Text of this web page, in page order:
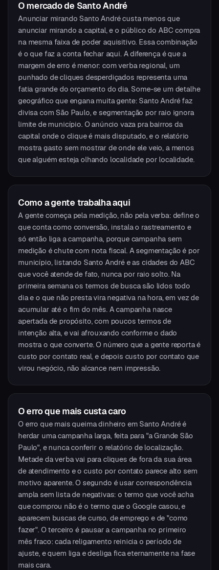
O mercadode Santo André
Anunciar mirando Santo André custa menos que
anunciar mirando a capital, e o público do ABC compra
na mesma faixa de poder aquisitivo. Essa combinação
é o que faz a conta fechar aqui. A diferença é que a
margem de erro é menor: com verba regional, um
punhado de cliques desperdiçados representa uma
fatia grande do orçamento do dia. Some-se um detalhe
geográfico que engana muita gente: Santo André faz
divisa com São Paulo, e segmentação por raio ignora
limite de município. O anúncio vaza pra bairros da
capital onde o clique é mais disputado, e o relatório
mostra gasto sem mostrar de onde ele veio, a menos
que alguém esteja olhando localidade por localidade.
Como a gente trabalha aqui
A gente começa pela medição, não pela verba: define o
que conta como conversão, instala o rastreamento e
só então liga a campanha, porque campanha sem
medição é chute com nota fiscal. A segmentação é por
município, listando Santo André e as cidades do ABC
que você atende de fato, nunca por raio solto. Na
primeira semana os termos de busca são lidos todo
dia e o que não presta vira negativa na hora, em vez de
acumular até o fim do mês. A campanha nasce
apertada de propósito, com poucos termos de
intenção alta, e vai afrouxando conforme o dado
mostra o que converte. O número que a gente reporta é
custo por contato real, e depois custo por contato que
virou negócio, não alcance nem impressão.
O erro que mais custa caro
O erro que mais queima dinheiro em Santo André é
herdar uma campanha larga, feita para "a Grande São
Paulo", e nunca conferir o relatório de localização.
Metade da verba vai para cliques de fora da sua área
de atendimento e o custo por contato parece alto sem
motivo aparente. O segundo é usar correspondência
ampla sem lista de negativas: o termo que você acha
que comprou não é o termo que o Google casou, e
aparecem buscas de curso, de emprego e de "como
fazer". O terceiro é pausar a campanha no primeiro
mês fraco: cada religamento reinicia o período de
ajuste, e quem liga e desliga fica eternamente na fase
mais cara.